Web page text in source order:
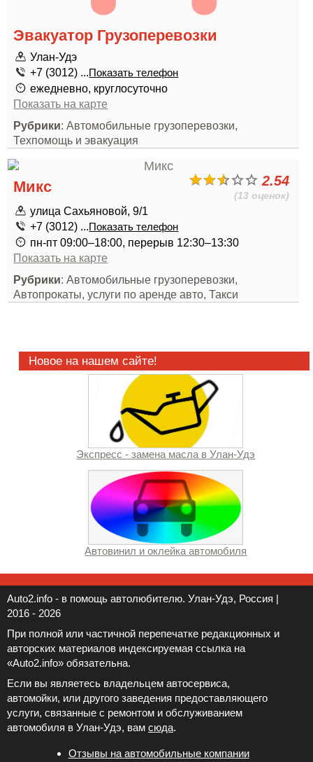
Эвакуатор Грузоперевозки
Улан-Удэ
+7 (3012) ...Показать телефон
ежедневно, круглосуточно
Показать на карте
Рубрики: Автомобильные грузоперевозки,
Техпомощь и эвакуация
2.54
(13 оценок)
Микс
улица Сахьяновой, 9/1
+7 (3012) ...Показать телефон
пн-пт 09:00–18:00, перерыв 12:30–13:30
Показать на карте
Рубрики: Автомобильные грузоперевозки,
Автопрокаты, услуги по аренде авто, Такси
Новое на нашем сайте!
Экспресс - замена масла в Улан-Удэ
Автовинил и оклейка автомобиля
Auto2.info - в помощь автолюбителю. Улан-Удэ, Россия |
2016 - 2026
При полной или частичной перепечатке редакционных и
авторских материалов индексируемая ссылка на
«Auto2.info» обязательна.
Если вы являетесь владельцем автосервиса,
автомойки, или другого заведения предоставляющего
услуги, связанные с ремонтом и обслуживанием
автомобиля в Улан-Удэ, вам сюда.
Отзывы на автомобильные компании